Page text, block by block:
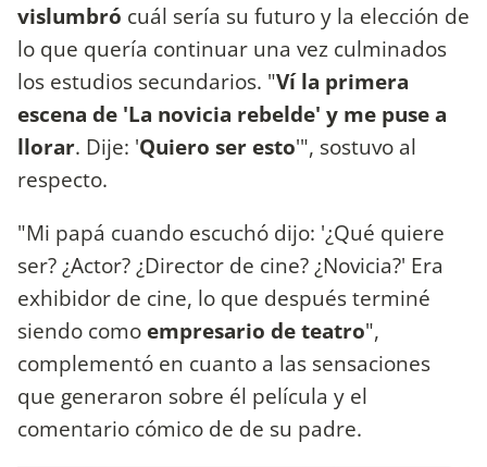
vislumbró cuál sería su futuro y la elección de
lo que quería continuar una vez culminados
los estudios secundarios. "Ví la primera
escena de 'La novicia rebelde' y me puse a
llorar. Dije: 'Quiero ser esto'", sostuvo al
respecto.
"Mi papá cuando escuchó dijo: '¿Qué quiere
ser? ¿Actor? ¿Director de cine? ¿Novicia?' Era
exhibidor de cine, lo que después terminé
siendo como empresario de teatro",
complementó en cuanto a las sensaciones
que generaron sobre él película y el
comentario cómico de de su padre.